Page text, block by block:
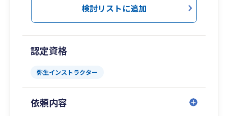
普通法人以外にNPO法人、マンション管理組
弊社は経済産業省の認定支援機関に認定されて
おりますので、経営指導や助言、事業計画の策定
などのご相談に対応しています。
許認可関係は弁護士、司法書士、弁理士など各
種士業と業務提携しておりますので、ぜひご相談
検討リストに追加
認定資格
弥生インストラクター
依頼内容